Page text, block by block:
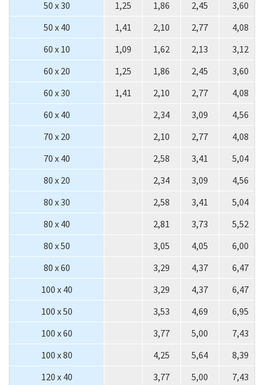
50 x 30
1,25 1,86 2,45
3,60
50 x 40
1,41 2,10 2,77
4,08
60 x 10
1,09 1,62 2,13
3,12
60 x 20
1,25 1,86 2,45
3,60
60 x 30
1,41 2,10 2,77
4,08
60 x 40
2,34 3,09
4,56
70 x 20
2,10 2,77
4,08
70 x 40
2,58 3,41
5,04
80 x 20
2,34 3,09
4,56
80 x 30
2,58 3,41
5,04
80 x 40
2,81 3,73
5,52
80 x 50
3,05 4,05
6,00
80 x 60
3,29 4,37
6,47
100 x 40
3,29 4,37
6,47
100 x 50
3,53 4,69
6,95
100 x 60
3,77 5,00
7,43
100 x 80
4,25 5,64
8,39
120 x 40
3,77 5,00
7,43